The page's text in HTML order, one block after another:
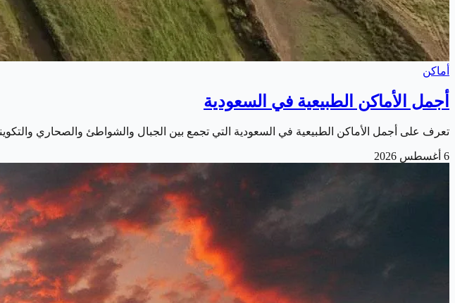
أماكن
أجمل الأماكن الطبيعية في السعودية
تعرف على أجمل الأماكن الطبيعية في السعودية التي تجمع بين الجبال والشواطئ والصحاري
6 أغسطس 2026